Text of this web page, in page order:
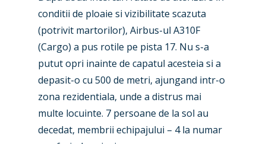
conditii de ploaie si vizibilitate scazuta
(potrivit martorilor), Airbus-ul A310F
(Cargo) a pus rotile pe pista 17. Nu s-a
putut opri inainte de capatul acesteia si a
depasit-o cu 500 de metri, ajungand intr-o
zona rezidentiala, unde a distrus mai
multe locuinte. 7 persoane de la sol au
decedat, membrii echipajului – 4 la numar